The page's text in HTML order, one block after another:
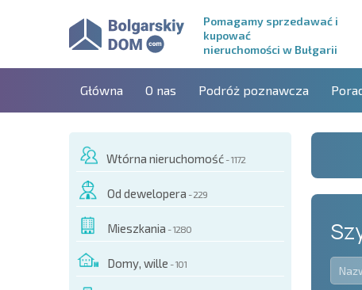
Pomagamy sprzedawać i
kupować
nieruchomości w Bułgarii
Główna O nas Podróż poznawcza
Wtórna nieruchomość - 1172
Od dewelopera - 229
Mieszkania - 1280
Domy, wille - 101